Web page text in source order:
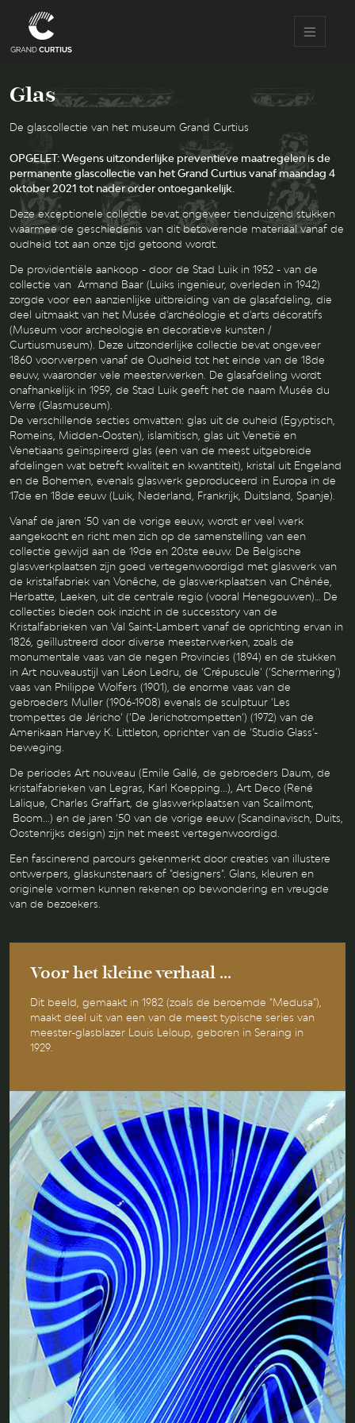
de
Glas
De glascollectie van het museum Grand Curtius
OPGELET: Wegens uitzonderlijke preventieve maatregelen is de
permanente glascollectie van het Grand Curtius vanaf maandag 4
oktober 2021 tot nader order ontoegankelijk.
Deze exceptionele collectie bevat ongeveer tienduizend stukken
waarmee de geschiedenis van dit betoverende materiaal vanaf de
oudheid tot aan onze tijd getoond wordt.
De providentiële aankoop - door de Stad Luik in 1952 - van de
collectie van Armand Baar (Luiks ingenieur, overleden in 1942)
zorgde voor een aanzienlijke uitbreiding van de glasafdeling, die
deel uitmaakt van het Musée d'archéologie et d'arts décoratifs
(Museum voor archeologie en decoratieve kunsten /
Curtiusmuseum). Deze uitzonderlijke collectie bevat ongeveer
1860 voorwerpen vanaf de Oudheid tot het einde van de 18de
eeuw, waaronder vele meesterwerken. De glasafdeling wordt
onafhankelijk in 1959, de Stad Luik geeft het de naam Musée du
Verre (Glasmuseum).
De verschillende secties omvatten: glas uit de ouheid (Egyptisch,
Romeins, Midden-Oosten), islamitisch, glas uit Venetië en
Venetiaans geïnspireerd glas (een van de meest uitgebreide
afdelingen wat betreft kwaliteit en kwantiteit), kristal uit Engeland
en de Bohemen, evenals glaswerk geproduceerd in Europa in de
17de en 18de eeuw (Luik, Nederland, Frankrijk, Duitsland, Spanje).
Vanaf de jaren ‘50 van de vorige eeuw, wordt er veel werk
aangekocht en richt men zich op de samenstelling van een
collectie gewijd aan de 19de en 20ste eeuw. De Belgische
glaswerkplaatsen zijn goed vertegenwoordigd met glaswerk van
de kristalfabriek van Vonêche, de glaswerkplaatsen van Chênée,
Herbatte, Laeken, uit de centrale regio (vooral Henegouwen)… De
collecties bieden ook inzicht in de successtory van de
Kristalfabrieken van Val Saint-Lambert vanaf de oprichting ervan in
1826, geïllustreerd door diverse meesterwerken, zoals de
monumentale vaas van de negen Provincies (1894) en de stukken
in Art nouveaustijl van Léon Ledru, de ‘Crépuscule’ (‘Schermering’)
vaas van Philippe Wolfers (1901), de enorme vaas van de
gebroeders Muller (1906-1908) evenals de sculptuur ‘Les
trompettes de Jéricho’ (‘De Jerichotrompetten’) (1972) van de
Amerikaan Harvey K. Littleton, oprichter van de ‘Studio Glass’-
beweging.
De periodes Art nouveau (Emile Gallé, de gebroeders Daum, de
kristalfabrieken van Legras, Karl Koepping...), Art Deco (René
Lalique, Charles Graffart, de glaswerkplaatsen van Scailmont,
Boom...) en de jaren ‘50 van de vorige eeuw (Scandinavisch, Duits,
Oostenrijks design) zijn het meest vertegenwoordigd.
Een fascinerend parcours gekenmerkt door creaties van illustere
ontwerpers, glaskunstenaars of "designers". Glans, kleuren en
originele vormen kunnen rekenen op bewondering en vreugde
van de bezoekers.
Voor het kleine verhaal ...
Dit beeld, gemaakt in 1982 (zoals de beroemde "Medusa"),
maakt deel uit van een van de meest typische series van
meester-glasblazer Louis Leloup, geboren in Seraing in
1929.
De sculptuur ‘Algue bleue’(‘Blauw
zeewier’) of een ‘Cadeau’ van de
meester (glaskunstenaar)
LEES MEEROVER
DE